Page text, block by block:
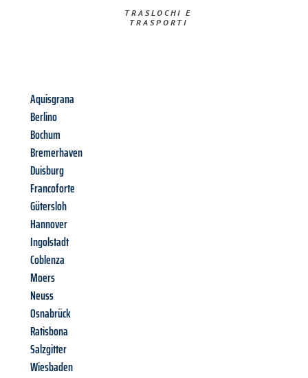
TRASLOCHI E
TRASPORTI​
Aquisgrana
Berlino
Bochum
Bremerhaven
Duisburg
Francoforte
Gütersloh
Hannover
Ingolstadt
Coblenza
Moers
Neuss
Osnabrück
Ratisbona
Salzgitter
Wiesbaden